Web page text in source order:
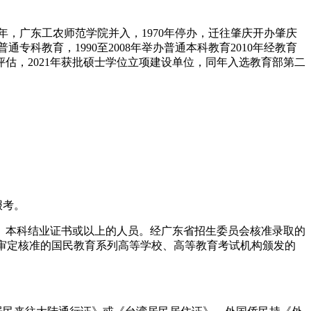
广东工农师范学院并入，1970年停办，迁往肇庆开办肇庆
专科教育，1990至2008年举办普通本科教育2010年经教育
，2021年获批硕士学位立项建设单位，同年入选教育部第二
。
科结业证书或以上的人员。经广东省招生委员会核准录取的
核准的国民教育系列高等学校、高等教育考试机构颁发的